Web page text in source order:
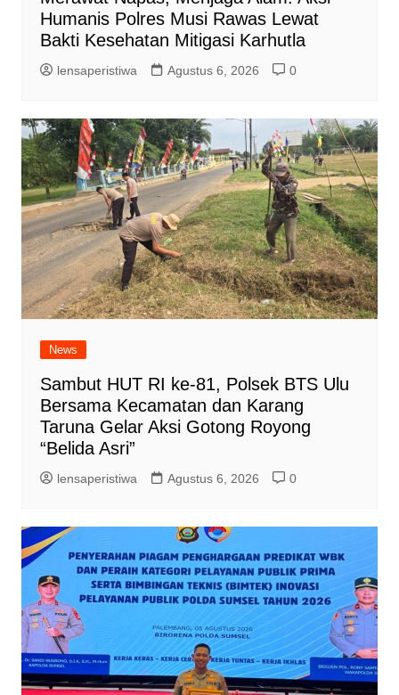
Humanis Polres Musi Rawas Lewat
Bakti Kesehatan Mitigasi Karhutla
lensaperistiwa Agustus 6, 2026 0
News
Sambut HUT RI ke-81, Polsek BTS Ulu
Bersama Kecamatan dan Karang
Taruna Gelar Aksi Gotong Royong
“Belida Asri”
lensaperistiwa Agustus 6, 2026 0